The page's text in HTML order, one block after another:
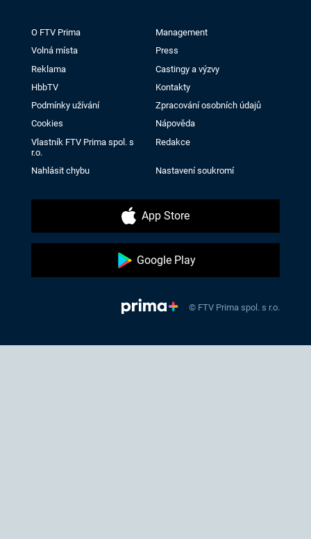
O FTV Prima
Management
Volná místa
Press
Reklama
Castingy a výzvy
HbbTV
Kontakty
Podmínky užívání
Zpracování osobních údajů
Cookies
Nápověda
Vlastník FTV Prima spol. s
r.o.
Redakce
Nahlásit chybu Nastavení soukromí
App Store
Google Play
© FTV Prima spol. s r.o.